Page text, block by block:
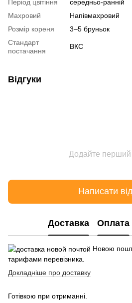
Період цвітіння
середньо-ранній
Махровий
Напівмахровий
Розмір кореня
3–5 бруньок
Стандарт
постачання
ВКС
Відгуки
Додайте перший
Написати
Доставка Оплата
Новою
тарифами перевізника.
Докладніше про доставку
Готівкою при отриманні.